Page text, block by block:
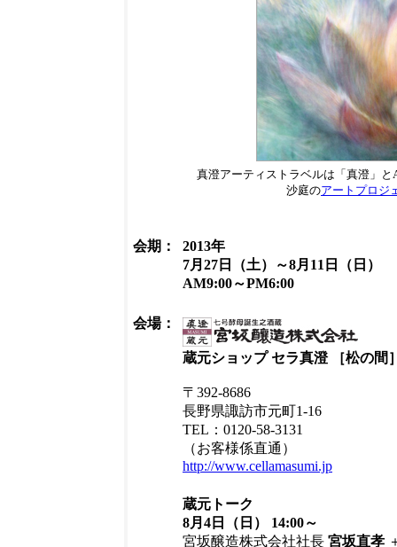
真澄アーティストラベルは「真澄」と
沙庭のアートプロジ
会期：
2013年
7月27日（土）～8月11日（日）
AM9:00～PM6:00
会場：
蔵元ショップ セラ真澄 ［松の間
〒392-8686
長野県諏訪市元町1-16
TEL：0120-58-3131
（お客様係直通）
http://www.cellamasumi.jp
蔵元トーク
8月4日（日）
14:00～
宮坂醸造株式会社社長 宮坂直孝